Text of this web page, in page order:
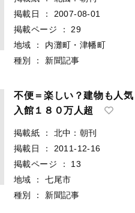
掲載日
：
2007-08-01
掲載ページ
：
29
地域
：
内灘町・津幡町
種別
： 新聞記事
不便＝楽しい？建物も人
入館１８０万人超
掲載紙 ：
北中：朝刊
掲載日
：
2011-12-16
掲載ページ
：
13
地域
：
七尾市
種別
： 新聞記事